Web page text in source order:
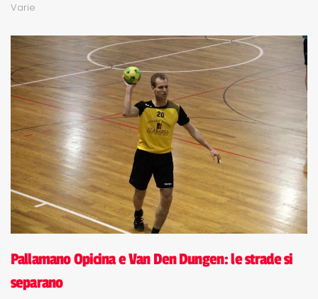
Varie
Pallamano Opicina e Van Den Dungen: le strade si
separano